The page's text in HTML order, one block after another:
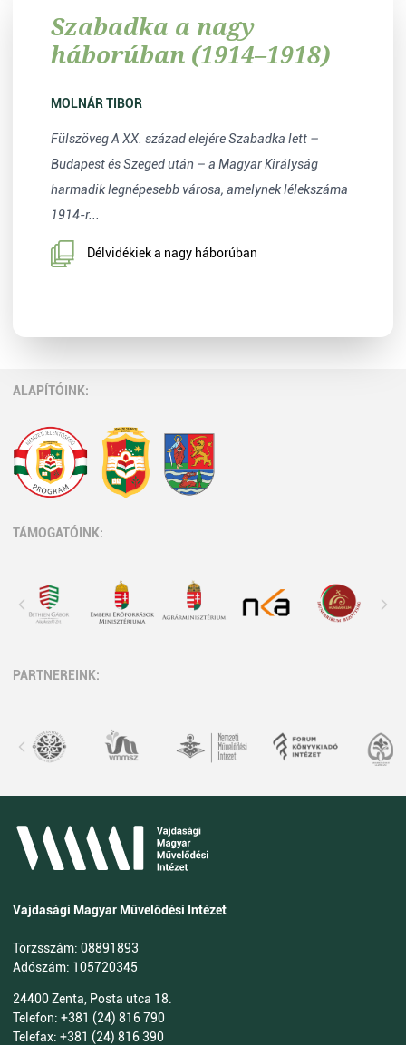
Szabadka a nagy
háborúban (1914–1918)
MOLNÁR TIBOR
Fülszöveg A XX. század elejére Szabadka lett –
Budapest és Szeged után – a Magyar Királyság
harmadik legnépesebb városa, amelynek lélekszáma
1914-r...
Délvidékiek a nagy háborúban
ALAPÍTÓINK:
TÁMOGATÓINK:
PARTNEREINK:
Vajdasági Magyar Művelődési Intézet
Törzsszám: 08891893
Adószám: 105720345
24400 Zenta, Posta utca 18.
Telefon: +381 (24) 816 790
Telefax: +381 (24) 816 390